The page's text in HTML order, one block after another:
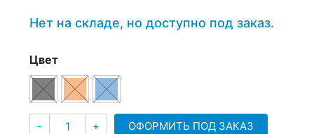
Нет на складе, но доступно под заказ.
Цвет
- Количество
+ ОФОРМИТЬ ПОД ЗАКАЗ